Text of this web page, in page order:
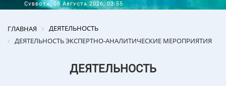
Суббота, 08 Августа 2026, 03:55 Погода в Мурманске
ГЛАВНАЯ
ДЕЯТЕЛЬНОСТЬ
ДЕЯТЕЛЬНОСТЬ ЭКСПЕРТНО-АНАЛИТИЧЕСКИЕ МЕРОПРИЯТИЯ
ДЕЯТЕЛЬНОСТЬ